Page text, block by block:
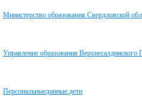
Министерство образования Свердловской
Управление образования Верхнесалдинского
Персональныеданные.дети